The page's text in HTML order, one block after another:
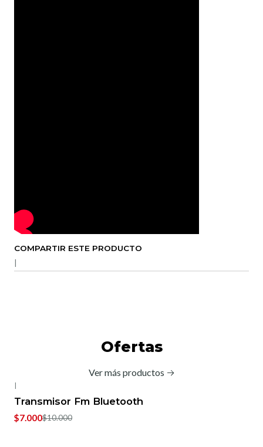
COMPARTIR ESTE PRODUCTO
Ofertas
Ver más productos
OFF
|
Transmisor Fm Bluetooth
$7.000$10.000